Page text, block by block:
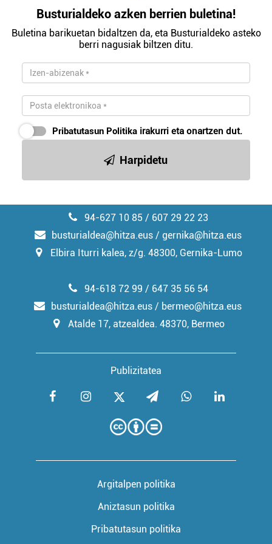
Busturialdeko azken berrien buletina!
Buletina barikuetan bidaltzen da, eta Busturialdeko asteko
berri nagusiak biltzen ditu.
Pribatutasun Politika irakurri eta onartzen dut.
Harpidetu
94-627 10 85 / 607 29 22 23
busturialdea@hitza.eus / gernika@hitza.eus
Elbira Iturri kalea, z/g. 48300, Gernika-Lumo
Publizitatea
94-618 72 99 / 647 35 56 54
busturialdea@hitza.eus / bermeo@hitza.eus
Atalde 17, atzealdea. 48370, Bermeo
Argitalpen politika
Aniztasun politika
Pribatutasun politika